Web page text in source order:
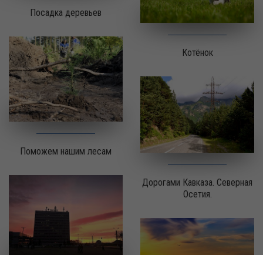
Посадка деревьев
Поможем нашим лесам
Котёнок
Дорогами Кавказа. Северная
Осетия.